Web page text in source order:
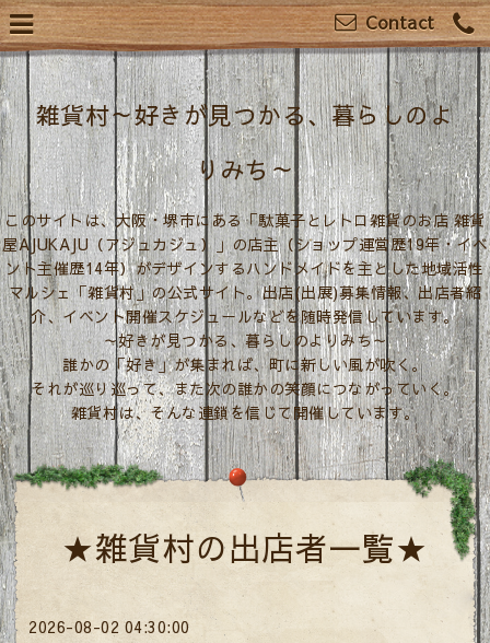
Contact
雑貨村～好きが見つかる、暮らしのよ
りみち～
このサイトは、大阪・堺市にある「駄菓子とレトロ雑貨のお店 雑貨
屋AJUKAJU（アジュカジュ）」の店主（ショップ運営歴19年・イベ
ント主催歴14年）がデザインするハンドメイドを主とした地域活性
マルシェ「雑貨村」の公式サイト。出店(出展)募集情報、出店者紹
介、イベント開催スケジュールなどを随時発信しています。
～好きが見つかる、暮らしのよりみち～
誰かの「好き」が集まれば、町に新しい風が吹く。
それが巡り巡って、また次の誰かの笑顔につながっていく。
雑貨村は、そんな連鎖を信じて開催しています。
★雑貨村の出店者一覧★
2026-08-02 04:30:00